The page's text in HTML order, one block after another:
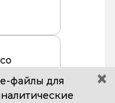
×
файлы для